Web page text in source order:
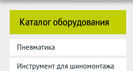
Каталог оборудования
Пневматика
Инструмент для шиномонтажа